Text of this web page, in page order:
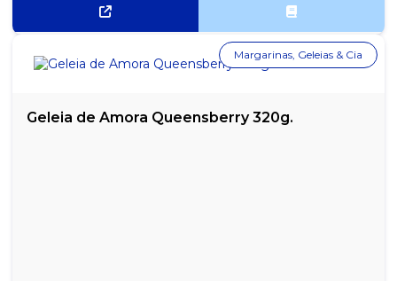
Geleia de Amora Queensberry 320g.
Margarinas, Geleias & Cia